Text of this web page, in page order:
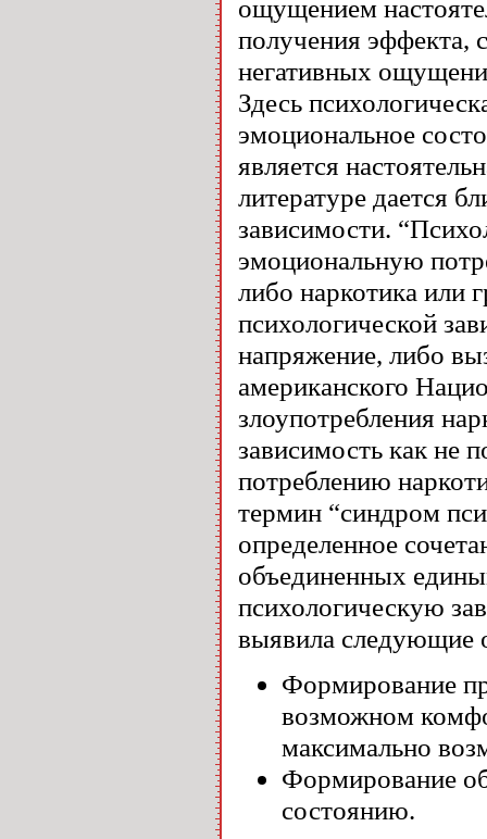
ощущением
получения эффекта,
негативных
Здесь
эмоциональное
является
литературе дается
зависимости.
эмоциональную
либо наркотика или
психологической
напряжение, либо
американского
злоупотребления
зависимость как не
потреблению
термин “синдром
определенное
объединенных
психологическую
выявила следующие
Формирование
возможном
максимально
Формирование
состоянию.